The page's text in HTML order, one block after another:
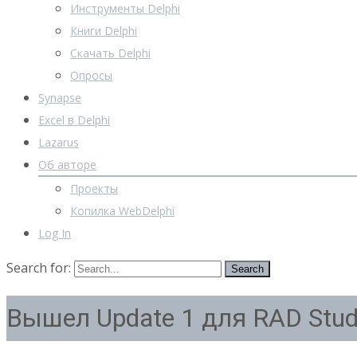
Инструменты Delphi
Книги Delphi
Скачать Delphi
Опросы
Synapse
Excel в Delphi
Lazarus
Об авторе
Проекты
Копилка WebDelphi
Log In
Search for:
Вышел Update 1 для RAD